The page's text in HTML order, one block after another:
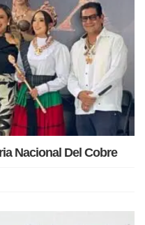
Nacional Del Cobre